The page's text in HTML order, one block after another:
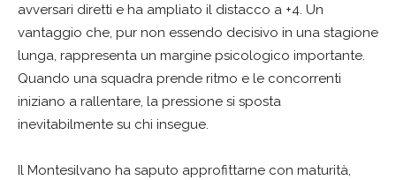
avversari diretti e ha ampliato il distacco a +4. Un
vantaggio che, pur non essendo decisivo in una stagione
lunga, rappresenta un margine psicologico importante.
Quando una squadra prende ritmo e le concorrenti
iniziano a rallentare, la pressione si sposta
inevitabilmente su chi insegue.
Il Montesilvano ha saputo approfittarne con maturità,